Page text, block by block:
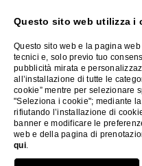
ACCESSIBILITÀ
©2023-2026 Breakwater
Questo sito web utilizza i
Questo sito web e la pagina
tecnici e, solo previo tuo
pubblicità mirata e
all’installazione di tutte le
cookie” mentre per selezionare
"Seleziona i cookie"; mediante
rifiutando l’installazione di
banner e modificare le
web e della pagina di
qui.